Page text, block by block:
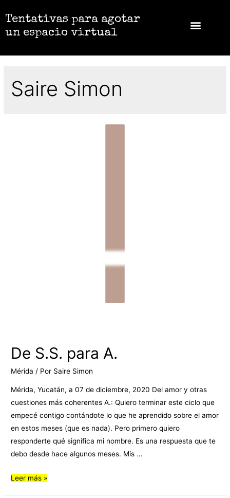
Tentativas para agotar
un espacio virtual
Saire Simon
De S.S. para A.
Mérida / Por Saire Simon
Mérida, Yucatán, a 07 de diciembre, 2020 Del amor y otras
cuestiones más coherentes A.: Quiero terminar este ciclo que
empecé contigo contándote lo que he aprendido sobre el amor
en estos meses (que es nada). Pero primero quiero
responderte qué significa mi nombre. Es una respuesta que te
debo desde hace algunos meses. Mis …
Leer más »